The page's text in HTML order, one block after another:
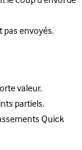
envoyés.
valeur.
partiels.
Quick